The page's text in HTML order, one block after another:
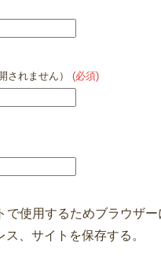
されません） (必須)
で使用するためブラウザー
、サイトを保存する。